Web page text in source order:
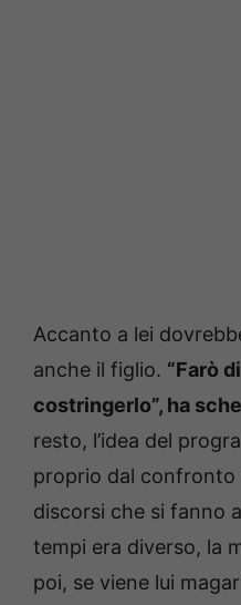
Accanto a lei
anche il figlio. “Farò
costringerlo”, ha
resto, l’idea del
proprio dal confronto
discorsi che si fanno
tempi era diverso, la
poi, se viene lui